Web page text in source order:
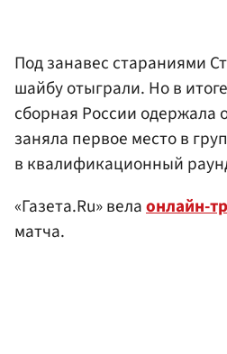
Под занавес стараниями
шайбу отыграли. Но в
сборная России одержала
заняла первое место в
в квалификационный
«Газета.Ru» велаонлайн-
матча.